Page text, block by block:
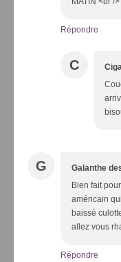
Répondre
C
G Galanthe
Bien fait
américain
baissé
allez vous
Répondre